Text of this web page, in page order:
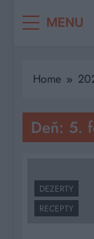
MENU
Home
Deň: 5.
DEZERTY
RECEPTY